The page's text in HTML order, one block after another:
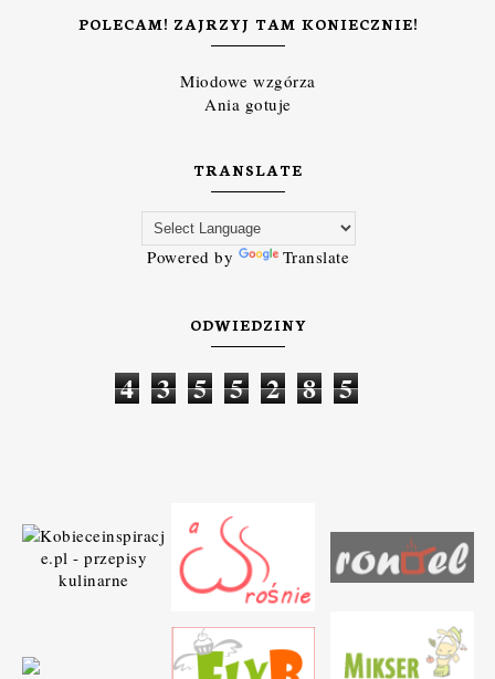
POLECAM! ZAJRZYJ TAM KONIECZNIE!
Miodowe wzgórza
Ania gotuje
TRANSLATE
Powered by Translate
ODWIEDZINY
4 3 5 5 2 8 5